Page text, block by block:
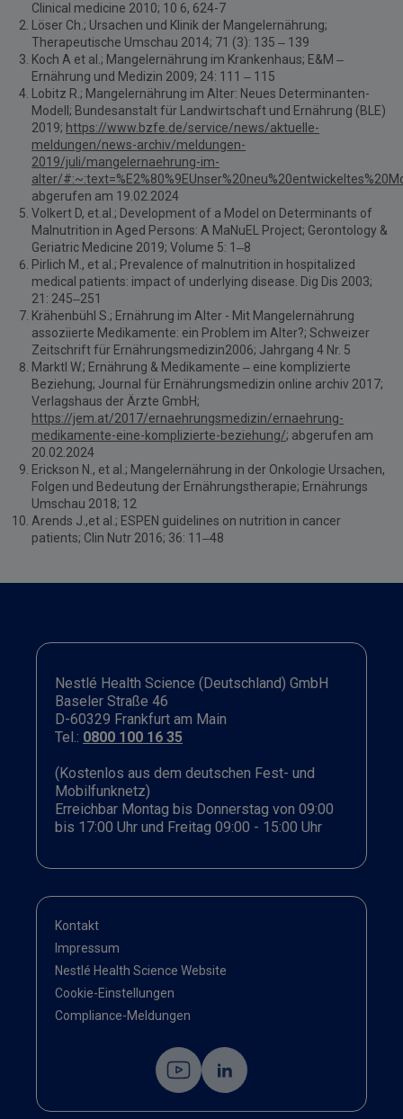
Clinical medicine 2010; 10 6, 624-7
Löser Ch.; Ursachen und Klinik der Mangelernährung;
Therapeutische Umschau 2014; 71 (3): 135 – 139
Koch A et al.; Mangelernährung im Krankenhaus; E&M –
Ernährung und Medizin 2009; 24: 111 – 115
Lobitz R.; Mangelernährung im Alter: Neues Determinanten-
Modell; Bundesanstalt für Landwirtschaft und Ernährung (BLE)
2019; https://www.bzfe.de/service/news/aktuelle-
meldungen/news-archiv/meldungen-
2019/juli/mangelernaehrung-im-
alter/
abgerufen am 19.02.2024
Volkert D, et.al.; Development of a Model on Determinants of
Malnutrition in Aged Persons: A MaNuEL Project; Gerontology &
Geriatric Medicine 2019; Volume 5: 1–8
Pirlich M., et al.; Prevalence of malnutrition in hospitalized
medical patients: impact of underlying disease. Dig Dis 2003;
21: 245–251
Krähenbühl S.; Ernährung im Alter - Mit Mangelernährung
assoziierte Medikamente: ein Problem im Alter?; Schweizer
Zeitschrift für Ernährungsmedizin2006; Jahrgang 4 Nr. 5
Marktl W.; Ernährung & Medikamente – eine komplizierte
Beziehung; Journal für Ernährungsmedizin online archiv 2017;
Verlagshaus der Ärzte GmbH;
https://jem.at/2017/ernaehrungsmedizin/ernaehrung-
medikamente-eine-komplizierte-beziehung/; abgerufen am
20.02.2024
Erickson N., et al.; Mangelernährung in der Onkologie Ursachen,
Folgen und Bedeutung der Ernährungstherapie; Ernährungs
Umschau 2018; 12
Arends J.,et al.; ESPEN guidelines on nutrition in cancer
patients; Clin Nutr 2016; 36: 11–48
Nestlé Health Science (Deutschland) GmbH
Baseler Straße 46
D-60329 Frankfurt am Main
Tel.: 0800 100 16 35
(Kostenlos aus dem deutschen Fest- und
Mobilfunknetz)
Erreichbar Montag bis Donnerstag von 09:00
bis 17:00 Uhr und Freitag 09:00 - 15:00 Uhr
Kontakt
Impressum
Nestlé Health Science Website
Cookie-Einstellungen
Compliance-Meldungen